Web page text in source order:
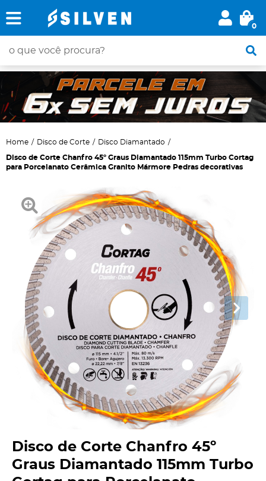
0
Home Disco de Corte Disco Diamantado
Disco de Corte Chanfro 45º Graus Diamantado 115mm Turbo Cortag
para Porcelanato Cerâmica Granito Mármore Pedras decorativas
Disco de Corte Chanfro 45º
Graus Diamantado 115mm Turbo